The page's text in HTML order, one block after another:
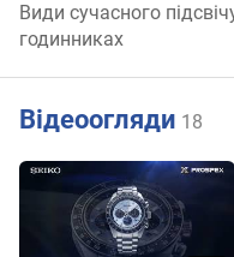
Види сучасного
годинниках
Відеоогляди 18